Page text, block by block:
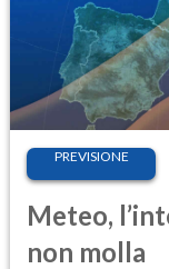
PREVISIONE
Meteo,
non molla